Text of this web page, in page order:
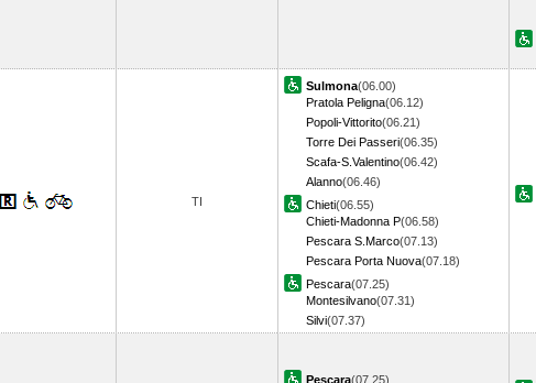
TI
Sulmona(06.00)
Pratola Peligna(06.12)
Popoli-Vittorito(06.21)
Torre Dei Passeri(06.35)
Scafa-S.Valentino(06.42)
Alanno(06.46)
Chieti(06.55)
Chieti-Madonna P(06.58)
Pescara S.Marco(07.13)
Pescara Porta Nuova(07.18)
Pescara(07.25)
Montesilvano(07.31)
Silvi(07.37)
Pescara(07.25)